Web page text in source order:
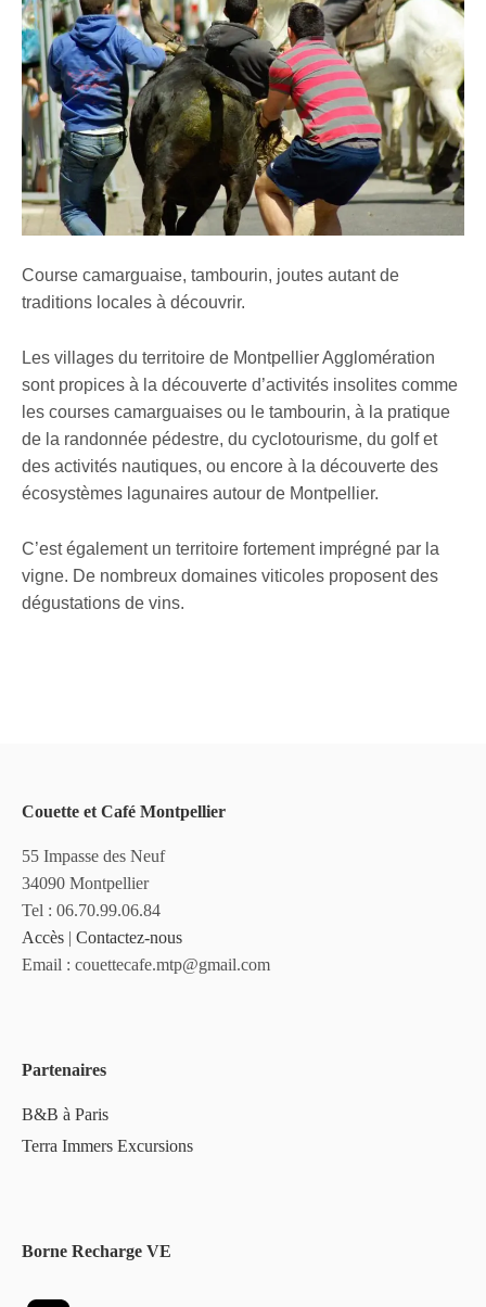
Course camarguaise, tambourin, joutes autant de
traditions locales à découvrir.
Les villages du territoire de Montpellier Agglomération
sont propices à la découverte d’activités insolites comme
les courses camarguaises ou le tambourin, à la pratique
de la randonnée pédestre, du cyclotourisme, du golf et
des activités nautiques, ou encore à la découverte des
écosystèmes lagunaires autour de Montpellier.
C’est également un territoire fortement imprégné par la
vigne. De nombreux domaines viticoles proposent des
dégustations de vins.
Couette et Café Montpellier
55 Impasse des Neuf
34090 Montpellier
Tel : 06.70.99.06.84
Accès | Contactez-nous
Email : couettecafe.mtp@gmail.com
Partenaires
B&B à Paris
Terra Immers Excursions
Borne Recharge VE